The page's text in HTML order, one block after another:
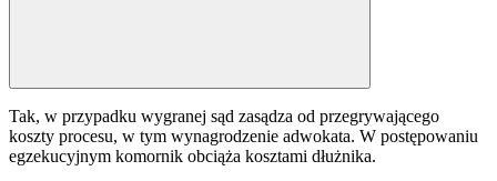
Tak, w przypadku wygranej sąd zasądza od przegrywającego
koszty procesu, w tym wynagrodzenie adwokata. W postępowaniu
egzekucyjnym komornik obciąża kosztami dłużnika.